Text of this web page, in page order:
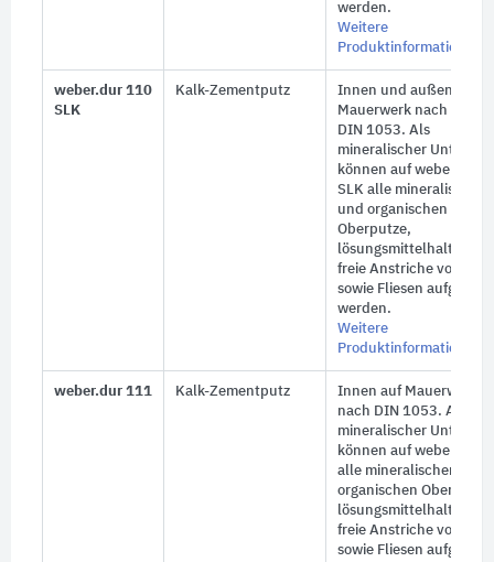
werden.
Weitere
Produktinformationen
weber.dur 110
SLK
Kalk-Zementputz
Innen und außen auf
Mauerwerk nach
DIN 1053. Als
mineralischer
können auf weber.dur
SLK alle mineralischen
und organischen
Oberputze,
lösungsmittelhaltige
freie Anstriche von
sowie Fliesen
werden.
Weitere
Produktinformationen
weber.dur 111 Kalk-Zementputz
Innen auf Mauerwerk
nach DIN 1053. Als
mineralischer
können aufweber.dur
alle mineralischen und
organischen Oberputze,
lösungsmittelhaltige
freie Anstriche von
sowie Fliesen